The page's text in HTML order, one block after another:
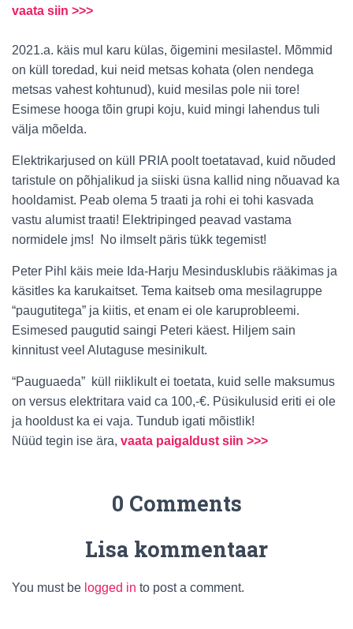
vaata siin >>>
2021.a. käis mul karu külas, õigemini mesilastel. Mõmmid
on küll toredad, kui neid metsas kohata (olen nendega
metsas vahest kohtunud), kuid mesilas pole nii tore!
Esimese hooga tõin grupi koju, kuid mingi lahendus tuli
välja mõelda.
Elektrikarjused on küll PRIA poolt toetatavad, kuid nõuded
taristule on põhjalikud ja siiski üsna kallid ning nõuavad ka
hooldamist. Peab olema 5 traati ja rohi ei tohi kasvada
vastu alumist traati! Elektripinged peavad vastama
normidele jms! No ilmselt päris tükk tegemist!
Peter Pihl käis meie Ida-Harju Mesindusklubis rääkimas ja
käsitles ka karukaitset. Tema kaitseb oma mesilagruppe
“paugutitega” ja kiitis, et enam ei ole karuprobleemi.
Esimesed paugutid saingi Peteri käest. Hiljem sain
kinnitust veel Alutaguse mesinikult.
“Pauguaeda” küll riiklikult ei toetata, kuid selle maksumus
on versus elektritara vaid ca 100,-€. Püsikulusid eriti ei ole
ja hooldust ka ei vaja. Tundub igati mõistlik!
Nüüd tegin ise ära, vaata paigaldust siin >>>
0 Comments
Lisa kommentaar
You must be logged in to post a comment.